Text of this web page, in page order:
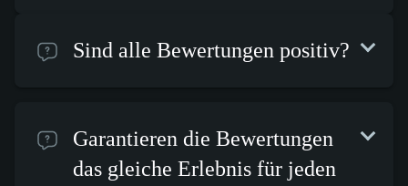
Sind alle Bewertungen positiv?
Garantieren die Bewertungen
das gleiche Erlebnis für jeden